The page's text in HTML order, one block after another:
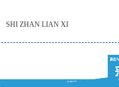
SHI ZHAN LIAN XI